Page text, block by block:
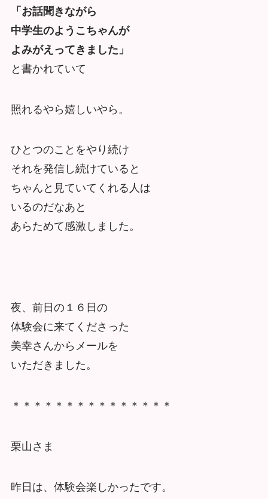
「お話聞きながら
中学生のようこちゃんが
よみがえってきました」
と書かれていて
照れるやら嬉しいやら。
ひとつのことをやり続け
それを発信し続けていると
ちゃんと見ていてくれる人は
いるのだなあと
あらためて感激しました。
夜、前日の１６日の
体験会に来てくださった
美幸さんからメールを
いただきました。
＊＊＊＊＊＊＊＊＊＊＊＊＊＊＊
栗山さま
昨日は、体験会楽しかったです。